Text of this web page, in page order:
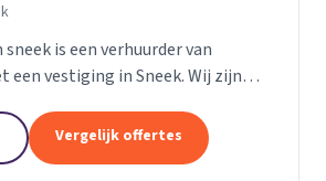
is een verhuurder van
een vestiging in Sneek. Wij zijn
Vergelijk offertes